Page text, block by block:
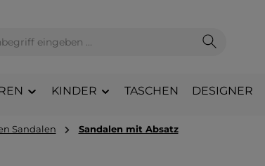
KINDER TASCHEN DESIGNER
Sandalen Sandalen mit Absatz